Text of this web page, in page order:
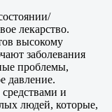
лекарство.
высокому
заболевания
проблемы,
давление.
и
людей, которые,